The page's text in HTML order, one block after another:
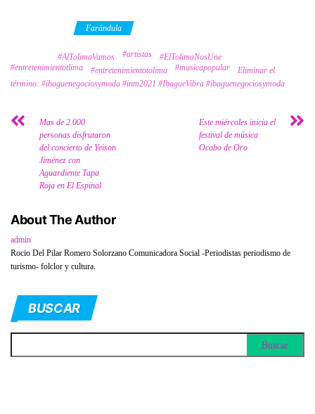
Farándula
#AlTolimaVamos #artistas
#ElTolimaNosUne
#entretenimientotlima
#entretenimientotolima #musicapopular
Eliminar el
término: #ibaguenegociosymoda #inm2021 #IbagueVibra #ibaguenegociosymoda
Mas de 2.000
personas disfrutaron
del concierto de Yeison
Jiménez con
Aguardiente Tapa
Roja en El Espinal
Este miércoles inicia el
festival de música
Ocobo de Oro
About The Author
admin
Rocio Del Pilar Romero Solorzano Comunicadora Social -Periodistas periodismo de
turismo- folclor y cultura.
BUSCAR